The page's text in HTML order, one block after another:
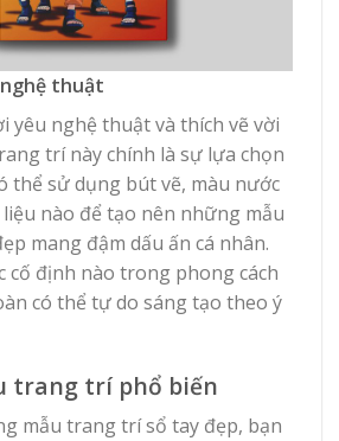
nghệ thuật
yêu nghệ thuật và thích vẽ vời
trí này chính là sự lựa chọn
thể sử dụng bút vẽ, màu nước
nào để tạo nên những mẫu
mang đậm dấu ấn cá nhân.
cố định nào trong phong cách
có thể tự do sáng tạo theo ý
trang trí phổ biến
mẫu trang trí sổ tay đẹp, bạn